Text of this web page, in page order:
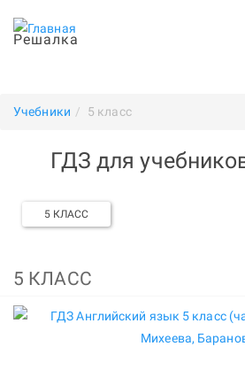
Решалка
Учебники 5 класс
ГДЗ для
5 КЛАСС
5 КЛАСС